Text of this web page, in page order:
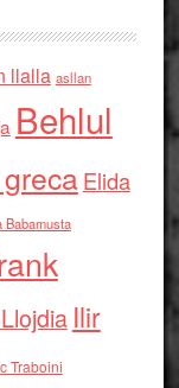
llalla asllan
Behlul
Elida
Babamusta
Ilir
Traboini